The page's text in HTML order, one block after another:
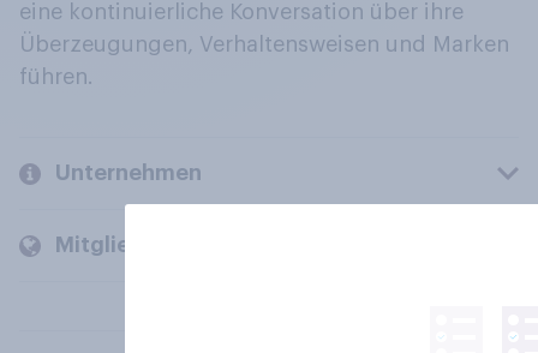
eine kontinuierliche Konversation über ihre
Überzeugungen, Verhaltensweisen und Marken
führen.
Unternehmen
Mitglieder und Kunden